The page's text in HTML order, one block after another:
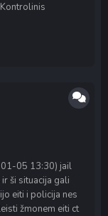
01-05 13:30) jail
ši situacija gali
eiti i policija nes
žmonem eiti ct